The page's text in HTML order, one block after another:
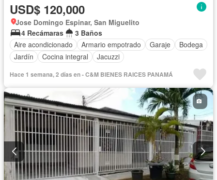
USD$ 120,000
Jose Domingo Espinar, San Miguelito
4 Recámaras
3 Baños
Aire acondicionado
Armario empotrado Garaje
Bodega
Jardín
Cocina integral Jacuzzi
Hace 1 semana, 2 días en - C&M BIENES RAICES PANAMÁ